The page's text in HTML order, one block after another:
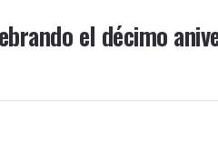
el décimo